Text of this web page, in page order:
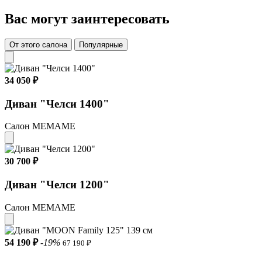
Вас могут заинтересовать
От этого салона Популярные
34 050 ₽
Диван "Челси 1400"
Салон МЕМАМЕ
30 700 ₽
Диван "Челси 1200"
Салон МЕМАМЕ
54 190 ₽ -19% 67 190 ₽